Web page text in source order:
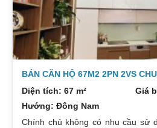
BÁN CĂN HỘ 67M2 2PN 2VS
Diện tích: 67 m²
Giá
Hướng: Đông Nam
Chính chủ không có nhu cầu sử